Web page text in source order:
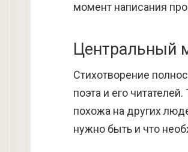
момент написания
Центральный
Стихотворение
поэта и его
похожа на других
нужно быть и что